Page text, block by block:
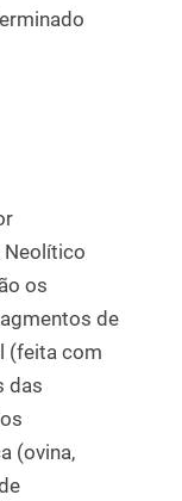
os
de
(feita com
das
(ovina,